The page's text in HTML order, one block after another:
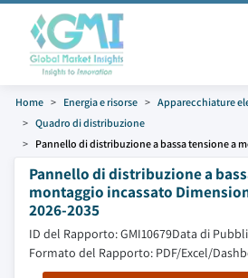
Home Energia e risorse
Apparecchiature
Quadro di distribuzione
Pannello di distribuzione a bassa tensione a
Pannello di distribuzione a
montaggio incassato
2026-2035
ID del Rapporto: GMI10679Data di
Formato del Rapporto: PDF/Excel/